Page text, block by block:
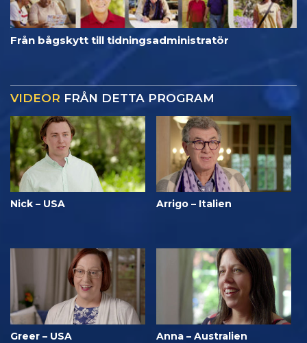
Från bågskytt till tidningsadministratör
VIDEOR FRÅN DETTA PROGRAM
Nick – USA Arrigo – Italien
Greer – USA Anna – Australien